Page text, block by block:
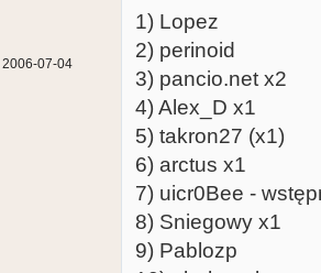
2006-07-04
1) Lopez
2) perinoid
3) pancio.net x2
4) Alex_D x1
5) takron27 (x1)
6) arctus x1
7) uicr0Bee -
8) Sniegowy x1
9) Pablozp